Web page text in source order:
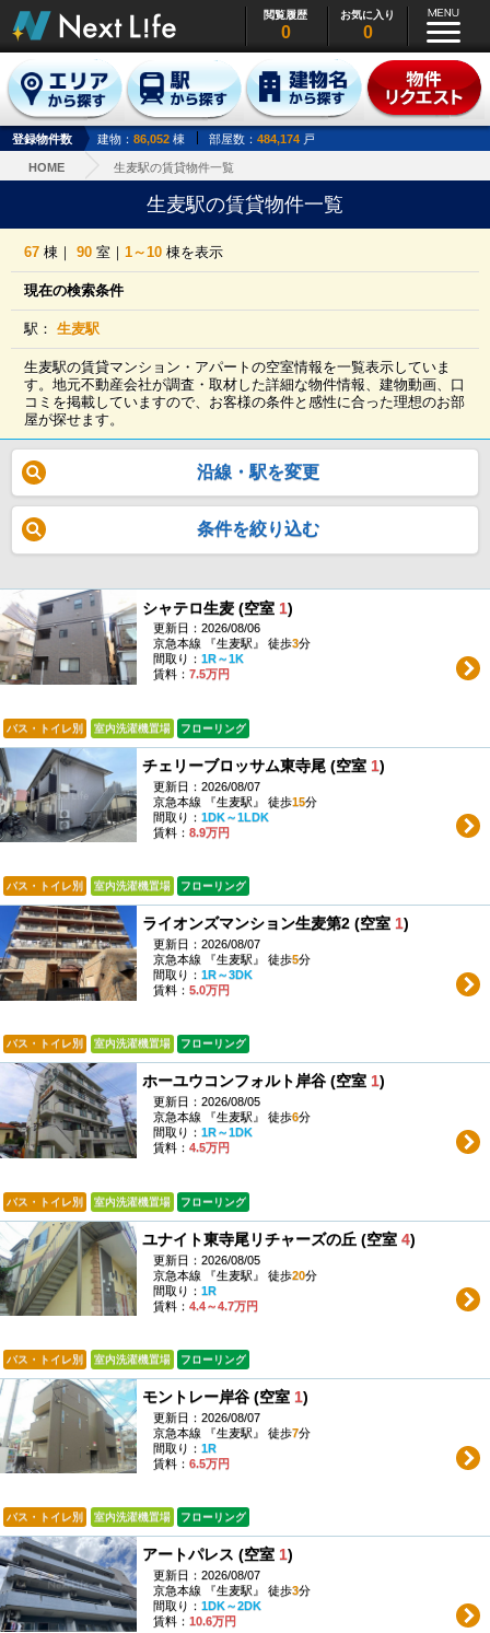
閲覧履歴
0
お気に入り
0
登録物件数 建物： 86,052 棟 部屋数： 484,174 戸
HOME 生麦駅の賃貸物件一覧
生麦駅の賃貸物件一覧
67 棟｜90 室｜1～10 棟を表示
現在の検索条件
駅：生麦駅
生麦駅の賃貸マンション・アパートの空室情報を一覧表示していま
す。地元不動産会社が調査・取材した詳細な物件情報、建物動画、口
コミを掲載していますので、お客様の条件と感性に合った理想のお部
屋が探せます。
沿線・駅を変更
条件を絞り込む
シャテロ生麦 (空室 1)
更新日：2026/08/06
京急本線 『生麦駅』 徒歩3分
間取り： 1R～1K
賃料： 7.5万円
バス・トイレ別 室内洗濯機置場 フローリング
チェリーブロッサム東寺尾 (空室 1)
更新日：2026/08/07
京急本線 『生麦駅』 徒歩15分
間取り： 1DK～1LDK
賃料： 8.9万円
バス・トイレ別 室内洗濯機置場 フローリング
ライオンズマンション生麦第2 (空室 1)
更新日：2026/08/07
京急本線 『生麦駅』 徒歩5分
間取り： 1R～3DK
賃料： 5.0万円
バス・トイレ別 室内洗濯機置場 フローリング
ホーユウコンフォルト岸谷 (空室 1)
更新日：2026/08/05
京急本線 『生麦駅』 徒歩6分
間取り： 1R～1DK
賃料： 4.5万円
バス・トイレ別 室内洗濯機置場 フローリング
ユナイト東寺尾リチャーズの丘 (空室 4)
更新日：2026/08/05
京急本線 『生麦駅』 徒歩20分
間取り： 1R
賃料： 4.4～4.7万円
バス・トイレ別 室内洗濯機置場 フローリング
モントレー岸谷 (空室 1)
更新日：2026/08/07
京急本線 『生麦駅』 徒歩7分
間取り： 1R
賃料： 6.5万円
バス・トイレ別 室内洗濯機置場 フローリング
アートパレス (空室 1)
更新日：2026/08/07
京急本線 『生麦駅』 徒歩3分
間取り： 1DK～2DK
賃料： 10.6万円